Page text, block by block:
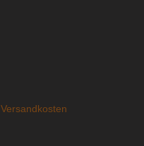
Versandkosten